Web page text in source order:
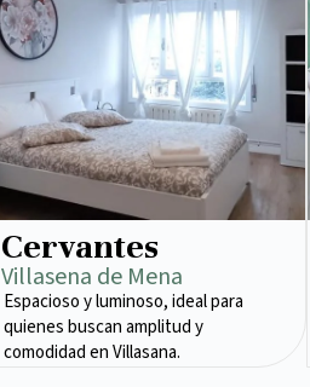
Cervantes
Villasena de Mena​
Espacioso y luminoso, ideal para
quienes buscan amplitud y
comodidad en Villasana.